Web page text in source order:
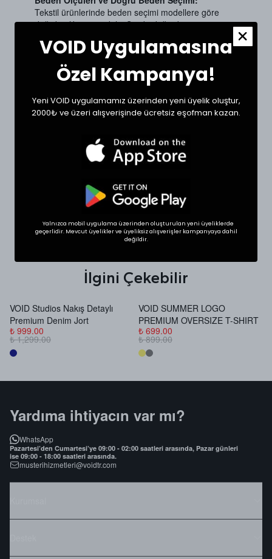
Tekstil ürünlerinde beden seçimi modellere göre
değişkenlik gösterebilir. Siz de doğru bir seçim için
sipariş oluşturabilirsiniz.
Ölçülerde +1/-1 cm farklılık olabilir.
Small
28
100
33
34
SHOP THE LOOK
İlgini Çekebilir
VOID Studios Nakış Detaylı
Premium Denim Jort
₺ 999.00
₺ 1,299.00
VOID SUMMER LOGO
PREMIUM OVERSIZE T-SHIRT
₺ 699.00
₺ 899.00
Yardıma ihtiyacın var mı?
WhatsApp
Pazartesi’den Cumartesi’ye 09:00 - 02:00 saatleri arasında, Pazar günleri
ise 09:00 - 18:00 saatleri arasında.
musterihizmetleri@voidtr.com
VOID Uygulamasına
Özel Kampanya!
Yeni VOID uygulamamız üzerinden yeni üyelik oluştur,
2000₺ ve üzeri alışverişinde ücretsiz eşofman kazan.
Yalnızca mobil uygulama üzerinden oluşturulan yeni üyeliklerde
geçerlidir. Mevcut üyelikler ve üyeliksiz alışverişler kampanyaya dahil
değildir.